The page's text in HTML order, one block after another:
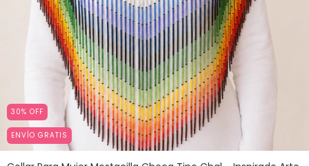
30% OFF
ENVÍO GRATIS